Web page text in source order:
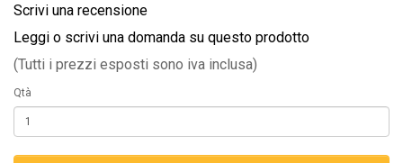
Scrivi una recensione
Leggi o scrivi una domanda su questo prodotto
(Tutti i prezzi esposti sono iva inclusa)
Qtà